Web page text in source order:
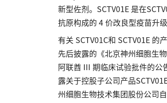
新型佐剂。SCTV01E 是在
抗原构成的 4 价改良型疫苗升级
有关 SCTV01C和 SCTV01E
先后披露的《北京神州细胞生
阿联酋 III 期临床试验批件的公
露关于控股子公司产品
州细胞生物技术集团股份公司